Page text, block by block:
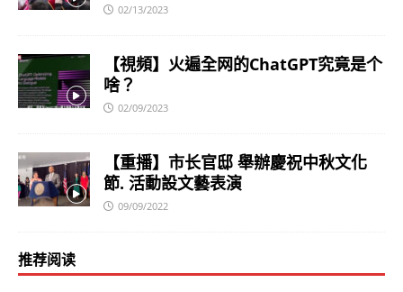
02/13/2023
【視頻】火遍全网的ChatGPT究竟是个
啥？
02/09/2023
【重播】市长官邸 舉辦慶祝中秋文化
節. 活動設文藝表演
09/09/2022
推荐阅读